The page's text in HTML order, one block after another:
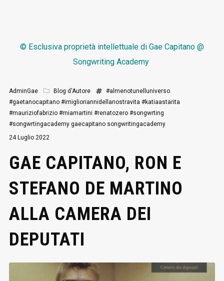
© Esclusiva proprietà intellettuale di Gae Capitano @
Songwriting Academy
AdminGae Blog d'Autore
#almenotunelluniverso
#gaetanocapitano #imiglioriannidellanostravita #katiaastarita
#mauriziofabrizio #miamartini #renatozero #songwrting
#songwrtingacademy gaecapitano songwritingacademy
24 Luglio 2022
GAE CAPITANO, RON E
STEFANO DE MARTINO
ALLA CAMERA DEI
DEPUTATI